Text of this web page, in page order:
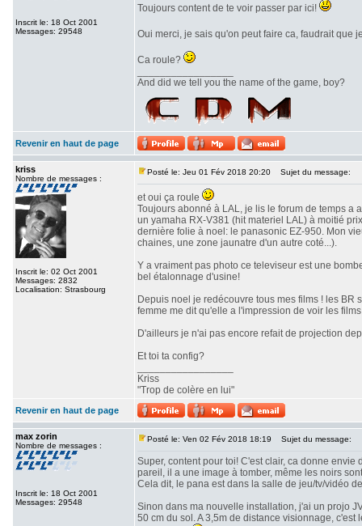
Inscrit le: 18 Oct 2001
Messages: 29548
Toujours content de te voir passer par ici!
Oui merci, je sais qu'on peut faire ca, faudrait
Ca roule?
And did we tell you the name of the game, boy?
Revenir en haut de page
kriss
Nombre de messages :
Inscrit le: 02 Oct 2001
Messages: 2832
Localisation: Strasbourg
Posté le: Jeu 01 Fév 2018 20:20 Sujet du message:
et oui ça roule
Toujours abonné à LAL, je lis le forum de temps a
un yamaha RX-V381 (hit materiel LAL) à moitié
dernière folie à noel: le panasonic EZ-950. Mon
chaines, une zone jaunatre d'un autre coté...).
Y a vraiment pas photo ce televiseur est une
bel étalonnage d'usine!
Depuis noel je redécouvre tous mes films ! les BR
femme me dit qu'elle a l'impression de voir les
D'ailleurs je n'ai pas encore refait de projection
Et toi ta config?
Kriss
"Trop de colère en lui"
Revenir en haut de page
max zorin
Nombre de messages :
Inscrit le: 18 Oct 2001
Messages: 29548
Posté le: Ven 02 Fév 2018 18:19 Sujet du message:
Super, content pour toi! C'est clair, ca donne
pareil, il a une image à tomber, même les noirs
Cela dit, le pana est dans la salle de jeu/tv/vidéo
Sinon dans ma nouvelle installation, j'ai un projo
50 cm du sol. A 3,5m de distance visionnage,